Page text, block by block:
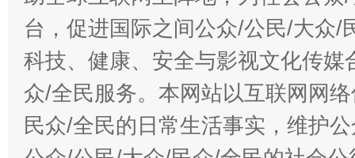
台，促进国际之间公众/公民/大众/
科技、健康、安全与影视文化传
众/全民服务。本网站以互联网网
民众/全民的日常生活事实，维护